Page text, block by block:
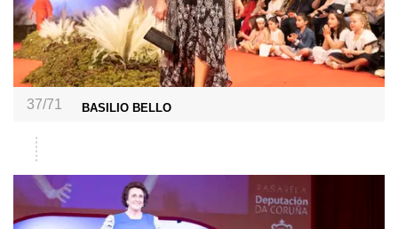
37/71 BASILIO BELLO